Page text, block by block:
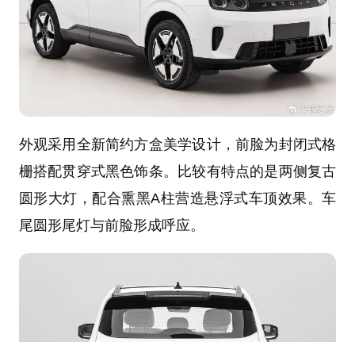
外观采用全新简约方盒美学设计，前脸为封闭式格
栅搭配贯穿式黑色饰条。比较有特点的是两侧复古
圆形大灯，配合熏黑A柱营造悬浮式车顶效果。车
尾圆形尾灯与前脸形成呼应。